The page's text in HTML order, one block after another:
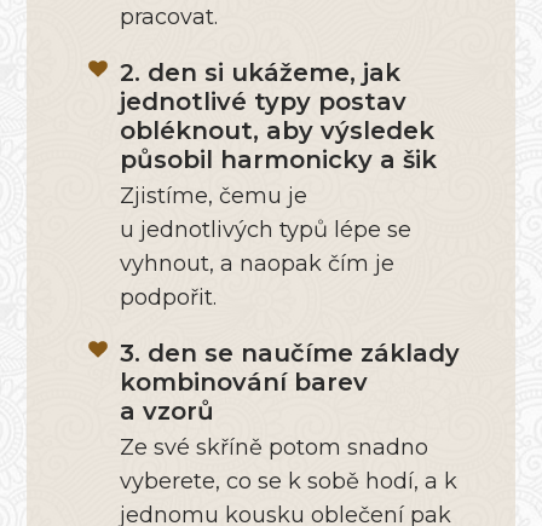
pracovat.
2. den si ukážeme, jak
jednotlivé typy postav
obléknout, aby výsledek
působil harmonicky a šik
Zjistíme, čemu je
u jednotlivých typů lépe se
vyhnout, a naopak čím je
podpořit.
3. den se naučíme základy
kombinování barev
a vzorů
Ze své skříně potom snadno
vyberete, co se k sobě hodí, a k
jednomu kousku oblečení pak